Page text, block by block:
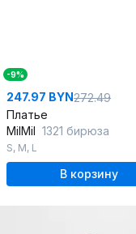
-9%
247.97 BYN272.49
Платье
MilMil 1321 бирюза
S, M, L
В корзину